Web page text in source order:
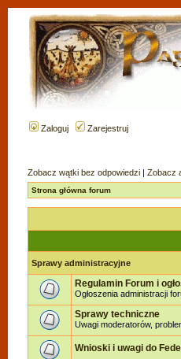
Zaloguj Zarejestruj
Zobacz wątki bez odpowiedzi | Zobacz
Strona główna forum
Sprawy administracyjne
Regulamin Forum i
Ogłoszenia administracji
Sprawy techniczne
Uwagi moderatorów,
Wnioski i uwagi do